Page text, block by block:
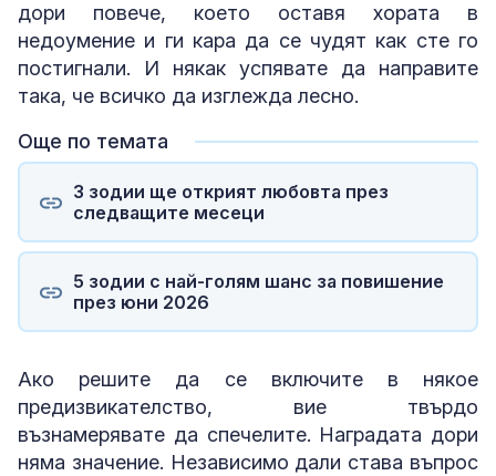
дори повече, което оставя хората в
недоумение и ги кара да се чудят как сте го
постигнали. И някак успявате да направите
така, че всичко да изглежда лесно.
Още по темата
3 зодии ще открият любовта през
следващите месеци
5 зодии с най-голям шанс за повишение
през юни 2026
Ако решите да се включите в някое
предизвикателство, вие твърдо
възнамерявате да спечелите. Наградата дори
няма значение. Независимо дали става въпрос